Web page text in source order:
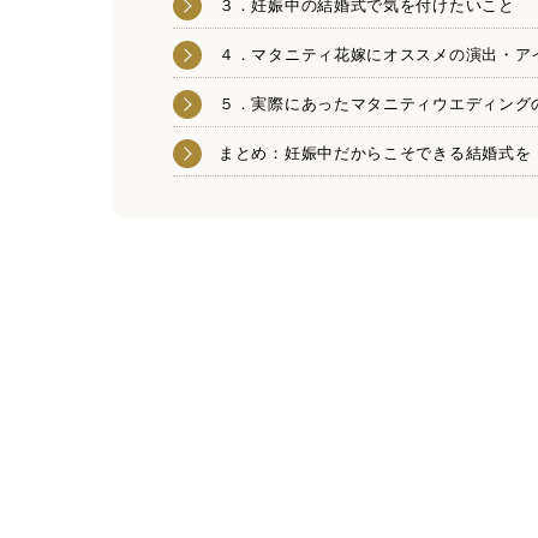
３．妊娠中の結婚式で気を付けたいこと
４．マタニティ花嫁にオススメの演出・ア
５．実際にあったマタニティウエディング
まとめ：妊娠中だからこそできる結婚式を